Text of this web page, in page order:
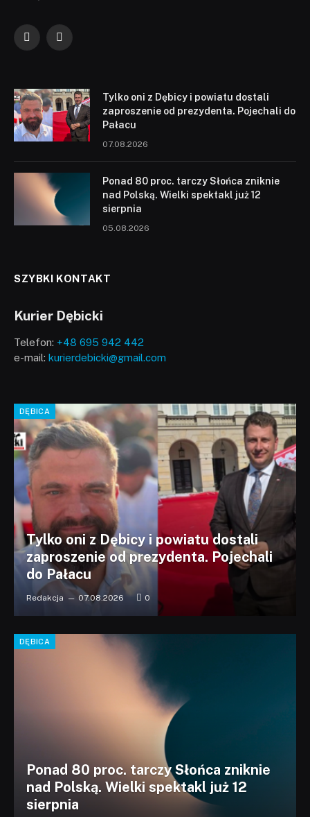
FacebookYouTube
Tylko oni z Dębicy i powiatu dostali
zaproszenie od prezydenta. Pojechali do
Pałacu
07.08.2026
Ponad 80 proc. tarczy Słońca zniknie
nad Polską. Wielki spektakl już 12
sierpnia
05.08.2026
SZYBKI KONTAKT
Kurier Dębicki
Telefon: +48 695 942 442
e-mail: kurierdebicki@gmail.com
DĘBICA
Tylko oni z Dębicy i powiatu dostali
zaproszenie od prezydenta. Pojechali
do Pałacu
Redakcja 07.08.2026 0
DĘBICA
Ponad 80 proc. tarczy Słońca zniknie
nad Polską. Wielki spektakl już 12
sierpnia